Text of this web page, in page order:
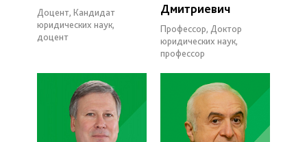
Доцент, Кандидат
юридических наук,
доцент
Дмитриевич
Профессор, Доктор
юридических наук,
профессор